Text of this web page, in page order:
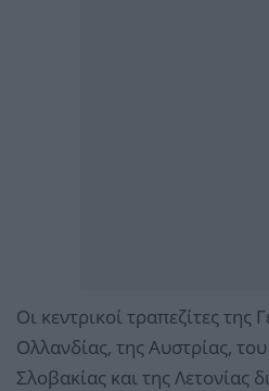
Οι κεντρικοί τραπεζίτες της
Ολλανδίας, της Αυστρίας,
Σλοβακίας και της Λετονίας